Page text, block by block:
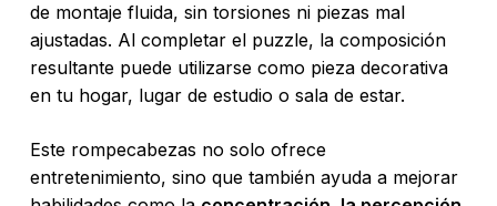
de montaje fluida, sin torsiones ni piezas mal
ajustadas. Al completar el puzzle, la composición
resultante puede utilizarse como pieza decorativa
en tu hogar, lugar de estudio o sala de estar.
Este rompecabezas no solo ofrece
entretenimiento, sino que también ayuda a mejorar